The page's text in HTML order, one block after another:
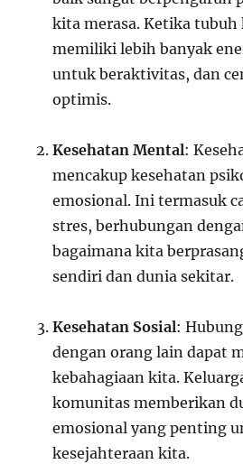
kita merasa. Ketika
memiliki lebih banyak
untuk beraktivitas, dan
optimis.
Kesehatan Mental:
mencakup kesehatan
emosional. Ini termasuk
stres, berhubungan
bagaimana kita
sendiri dan dunia sekitar.
Kesehatan Sosial:
dengan orang lain dapat
kebahagiaan kita.
komunitas memberikan
emosional yang penting
kesejahteraan kita.